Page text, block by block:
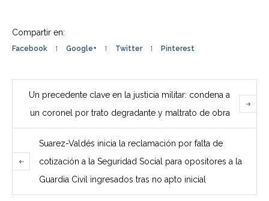
Compartir en:
Facebook Google+ Twitter Pinterest
Un precedente clave en la justicia militar: condena a
un coronel por trato degradante y maltrato de obra
Suarez-Valdés inicia la reclamación por falta de
cotización a la Seguridad Social para opositores a la
Guardia Civil ingresados tras no apto inicial